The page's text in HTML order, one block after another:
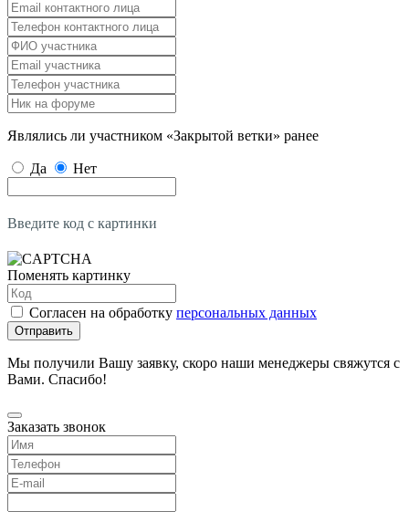
Являлись ли участником «Закрытой ветки» ранее
Да Нет
Введите код с картинки
Поменять картинку
Согласен на обработку персональных данных
Отправить
Мы получили Вашу заявку, скоро наши менеджеры свяжутся с
Вами. Спасибо!
Заказать звонок